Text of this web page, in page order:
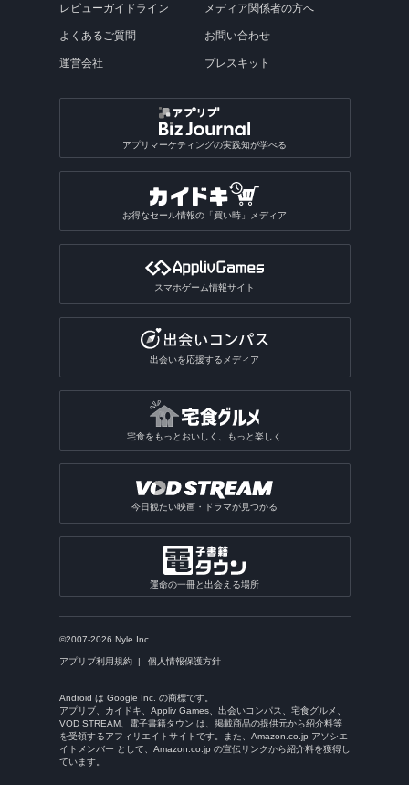
レビューガイドライン
よくあるご質問
運営会社
メディア関係者の方へ
お問い合わせ
プレスキット
アプリマーケティングの実践知が学べる
お得なセール情報の「買い時」メディア
スマホゲーム情報サイト
出会いを応援するメディア
宅食をもっとおいしく、もっと楽しく
今日観たい映画・ドラマが見つかる
運命の一冊と出会える場所
©2007-2026 Nyle Inc.
アプリブ利用規約 個人情報保護方針
Android は Google Inc. の商標です。
アプリブ、カイドキ、Appliv Games、出会いコンパス、宅食グルメ、
VOD STREAM、電子書籍タウン は、掲載商品の提供元から紹介料等
を受領するアフィリエイトサイトです。また、Amazon.co.jp アソシエ
イトメンバー として、Amazon.co.jp の宣伝リンクから紹介料を獲得し
ています。